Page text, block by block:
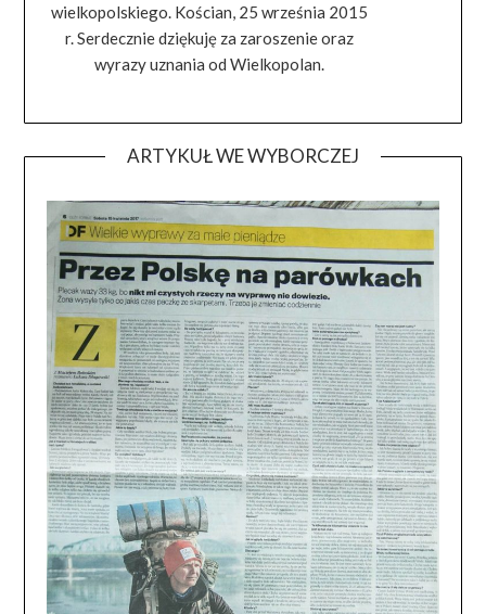
wielkopolskiego. Kościan, 25 września 2015
r. Serdecznie dziękuję za zaroszenie oraz
wyrazy uznania od Wielkopolan.
ARTYKUŁ WE WYBORCZEJ